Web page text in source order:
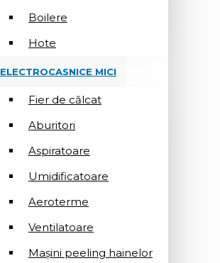
Boilere
Hote
ELECTROCASNICE MICI
Fier de călcat
Aburitori
Aspiratoare
Umidificatoare
Aeroterme
Ventilatoare
Mașini peeling hainelor